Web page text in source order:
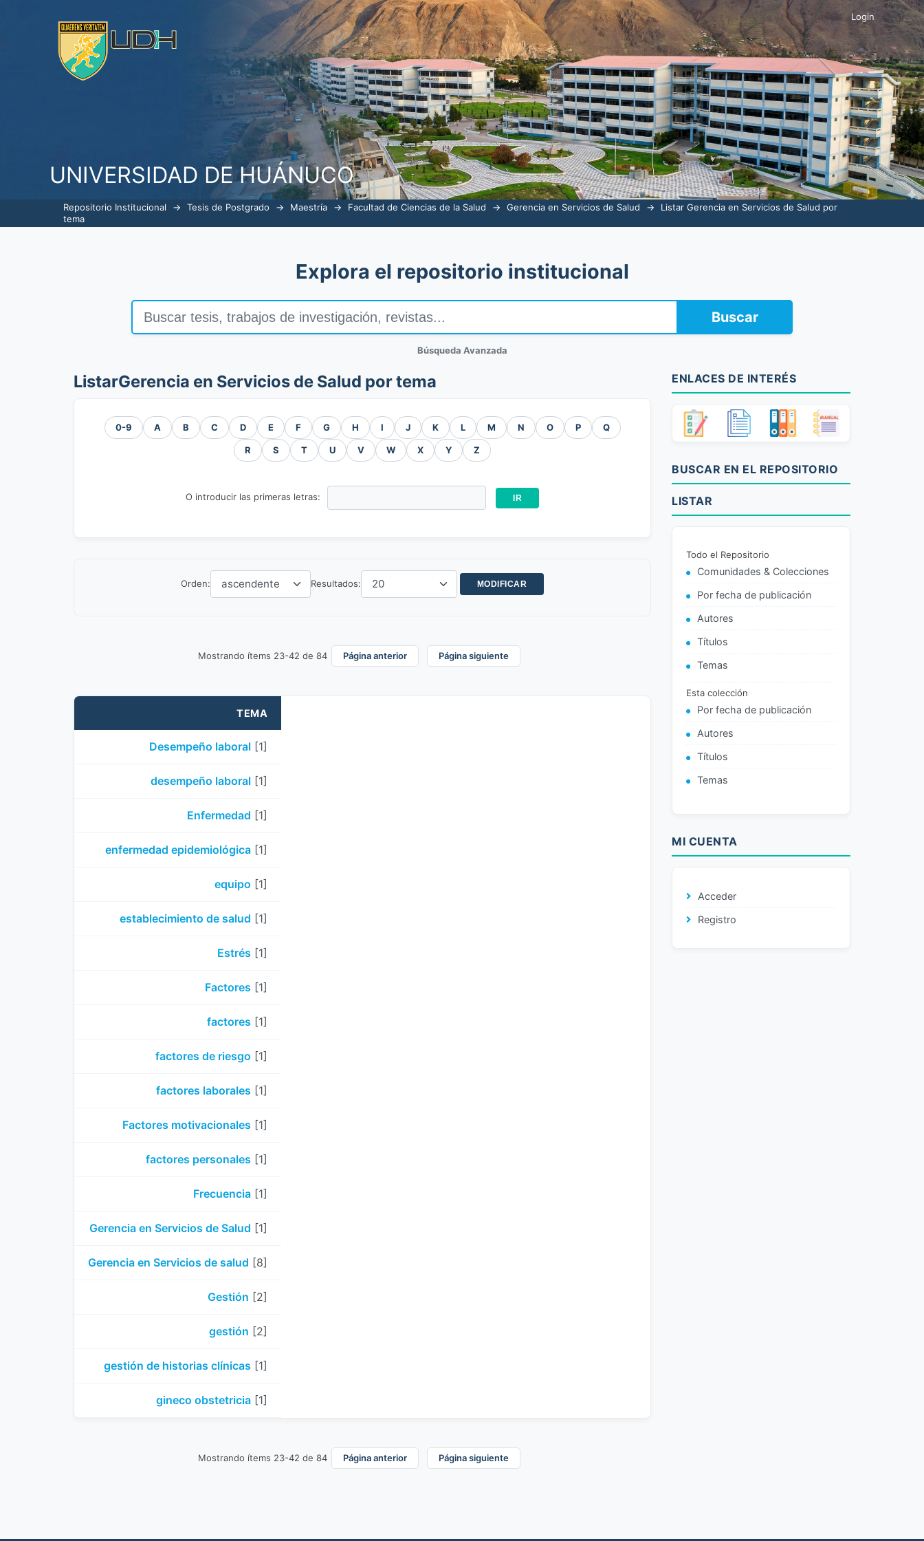
UNIVERSIDAD DE HUÁNUCO
ListarGerencia en Servicios de Salud por tema Login
Repositorio Institucional → Tesis de Postgrado → Maestría → Facultad de Ciencias de la Salud → Gerencia en Servicios de Salud →
Listar Gerencia en Servicios de Salud por
tema
Explora el repositorio institucional
Buscar
Búsqueda Avanzada
ListarGerencia en Servicios de Salud por tema
0-9 A B C D E F G H I J K L M N O P Q
R S T U V W X Y Z
O introducir las primeras letras:
Orden: Resultados:
Mostrando ítems 23-42 de 84 Página anterior Página siguiente
TEMA
Desempeño laboral [1]
desempeño laboral [1]
Enfermedad [1]
enfermedad epidemiológica [1]
equipo [1]
establecimiento de salud [1]
Estrés [1]
Factores [1]
factores [1]
factores de riesgo [1]
factores laborales [1]
Factores motivacionales [1]
factores personales [1]
Frecuencia [1]
Gerencia en Servicios de Salud [1]
Gerencia en Servicios de salud [8]
Gestión [2]
gestión [2]
gestión de historias clínicas [1]
gineco obstetricia [1]
Mostrando ítems 23-42 de 84 Página anterior Página siguiente
ENLACES DE INTERÉS
BUSCAR EN EL REPOSITORIO
LISTAR
Todo el Repositorio
Comunidades & Colecciones
Por fecha de publicación
Autores
Títulos
Temas
Esta colección
Por fecha de publicación
Autores
Títulos
Temas
MI CUENTA
Acceder
Registro